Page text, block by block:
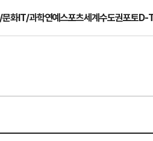
화IT/과학연예스포츠세계수도권포토D-